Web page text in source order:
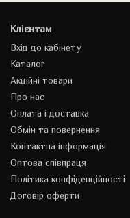
Клієнтам
Вхід до кабінету
Каталог
Акційні товари
Про нас
Оплата і доставка
Обмін та повернення
Контактна інформація
Оптова співпраця
Політика конфіденційності
Договір оферти